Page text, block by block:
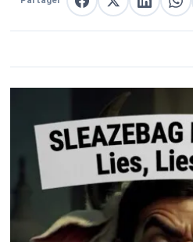
Partager sur Facebook
Partager sur X
Partager